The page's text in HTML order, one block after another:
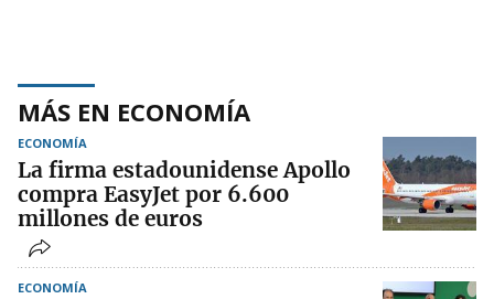
MÁS EN ECONOMÍA
ECONOMÍA
La firma estadounidense Apollo
compra EasyJet por 6.600
millones de euros
ECONOMÍA